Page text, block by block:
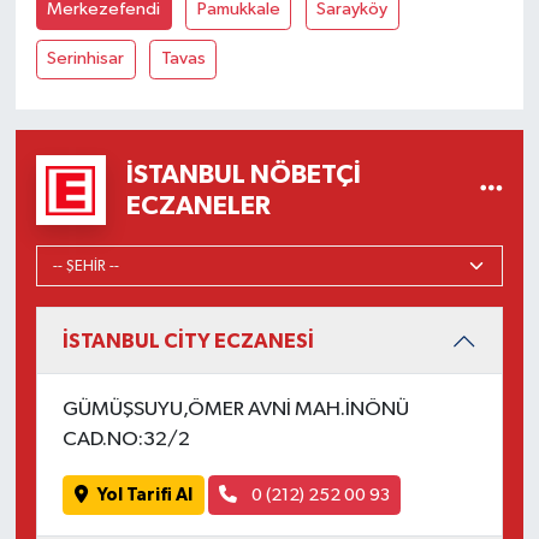
Merkezefendi Pamukkale Sarayköy
Serinhisar Tavas
İSTANBUL NÖBETÇI
ECZANELER
İSTANBUL CİTY ECZANESİ
GÜMÜŞSUYU,ÖMER AVNİ MAH.İNÖNÜ
CAD.NO:32/2
Yol Tarifi Al 0 (212) 252 00 93